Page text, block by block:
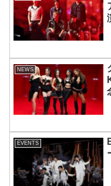
NEWS
EVENTS